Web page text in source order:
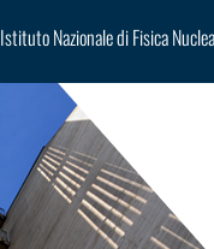
Istituto Nazionale di Fisica